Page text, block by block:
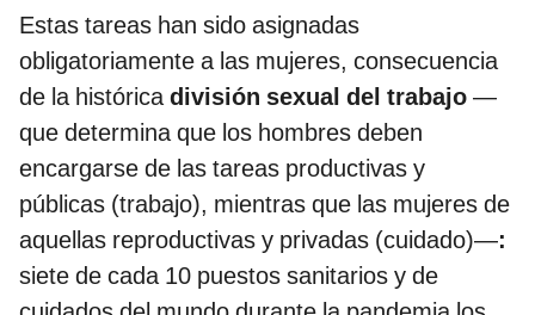
Estas tareas han sido asignadas
obligatoriamente a las mujeres, consecuencia
de la históricadivisión sexual del trabajo —
que determina que los hombres deben
encargarse de las tareas productivas y
públicas (trabajo), mientras que las mujeres de
aquellas reproductivas y privadas (cuidado)—:
siete de cada 10 puestos sanitarios y de